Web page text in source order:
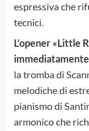
espressiva che
tecnici.
L’opener «Little
la tromba di
melodiche di
pianismo di
armonico che